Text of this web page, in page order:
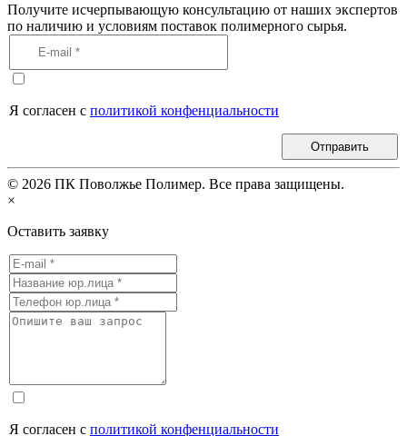
Получите исчерпывающую консультацию от наших экспертов
по наличию и условиям поставок полимерного сырья.
Я согласен с политикой конфенциальности
Отправить
© 2026 ПК Поволжье Полимер. Все права защищены.
×
Оставить заявку
Я согласен с политикой конфенциальности